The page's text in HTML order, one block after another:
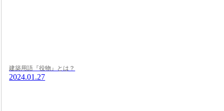
建築用語『役物』とは？
2024.01.27